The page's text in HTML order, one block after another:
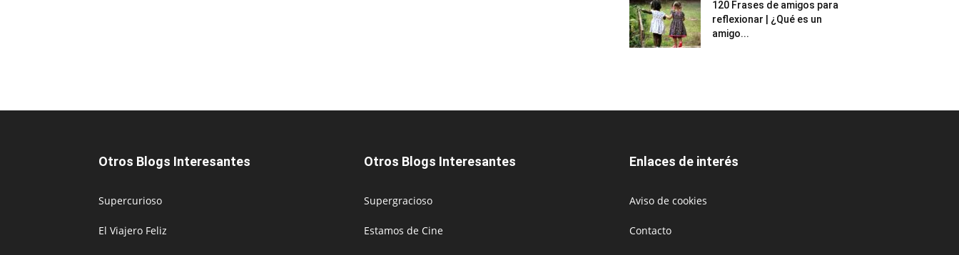
120 Frases de amigos para
reflexionar | ¿Qué es un
amigo...
Otros Blogs Interesantes
Supercurioso
El Viajero Feliz
Otros Blogs Interesantes
Supergracioso
Estamos de Cine
Enlaces de interés
Aviso de cookies
Contacto